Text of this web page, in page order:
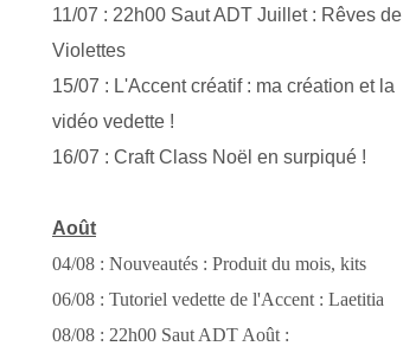
11/07 : 22h00 Saut ADT Juillet : Rêves de
Violettes
15/07 : L'Accent créatif : ma création et la
vidéo vedette !
16/07 : Craft Class Noël en surpiqué !
Août
04/08 : Nouveautés : Produit du mois, kits
06/08 : Tutoriel vedette de l'Accent : Laetitia
08/08 : 22h00 Saut ADT Août :